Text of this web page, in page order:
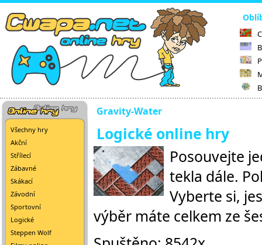
Všechny hry
Akční
Střílecí
Zábavné
Skákací
Závodní
Sportovní
Logické
Steppen Wolf
Gravity-Water
Logické online hry
Posouvejte
tekla dále.
Vyberte si,
výběr máte celkem ze